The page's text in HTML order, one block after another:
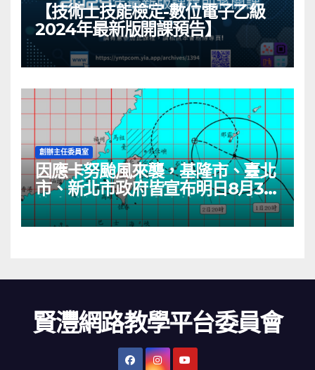
【技術士技能檢定-數位電子乙級
2024年最新版開課預告】
創辦主任委員室
因應卡努颱風來襲，基隆市、臺北
市、新北市政府皆宣布明日8月3日
停班停課一日。本會管理人員客服
服務明日（8月3日）皆停止一天，
賢灃網路教學平台委員會